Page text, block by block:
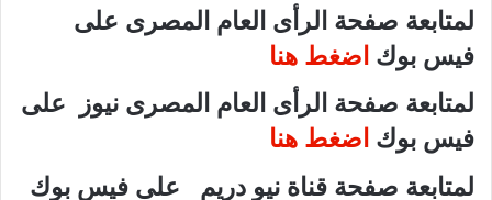
لمتابعة صفحة الرأى العام المصرى على
فيس بوك اضغط هنا
لمتابعة صفحة الرأى العام المصرى نيوز على
فيس بوك اضغط هنا
لمتابعة صفحة قناة نيو دريم على فيس بوك